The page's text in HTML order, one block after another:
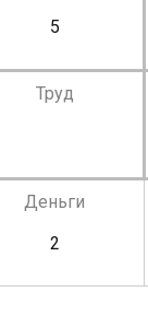
5
Труд
Деньги
2